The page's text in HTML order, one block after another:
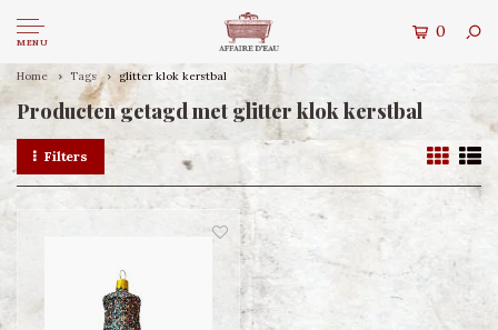
MENU
0
Home Tags glitter klok kerstbal
Producten getagd met glitter klok kerstbal
Filters